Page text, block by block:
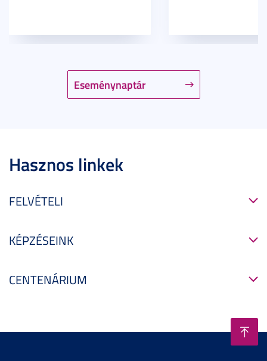
Eseménynaptár
Hasznos linkek
FELVÉTELI
KÉPZÉSEINK
CENTENÁRIUM